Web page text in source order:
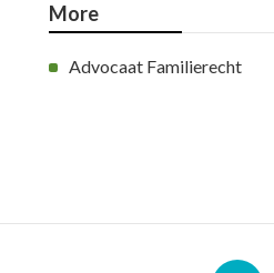
More
Advocaat Familierecht